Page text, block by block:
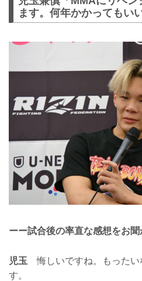
ます。何年かかってもい
ーー試合後の率直な感想をお聞
児玉 悔しいですね。もったい
す。